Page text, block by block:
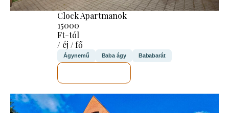
Clock Apartmanok
15000
Ft-tól
/ éj / fő
Ágynemű Baba ágy Bababarát